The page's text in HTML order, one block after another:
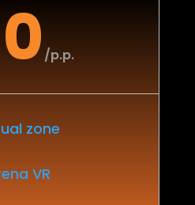
/p.p.
zone
VR